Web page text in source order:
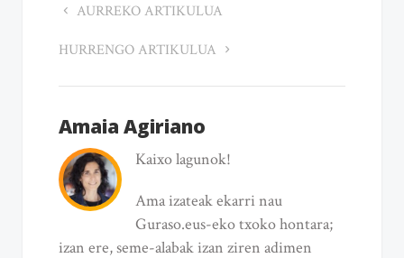
AURREKO ARTIKULUA
HURRENGO ARTIKULUA
Amaia Agiriano
Kaixo lagunok!
Ama izateak ekarri nau
Guraso.eus-eko txoko hontara;
izan ere, seme-alabak izan ziren adimen